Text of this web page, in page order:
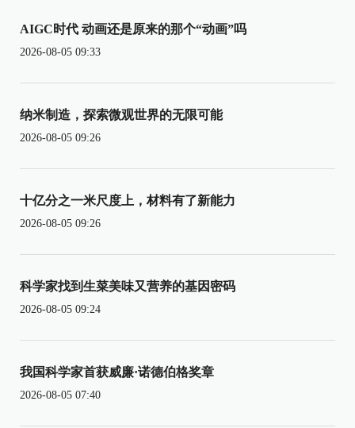
AIGC时代 动画还是原来的那个“动画”吗
2026-08-05 09:33
纳米制造，探索微观世界的无限可能
2026-08-05 09:26
十亿分之一米尺度上，材料有了新能力
2026-08-05 09:26
科学家找到生菜美味又营养的基因密码
2026-08-05 09:24
我国科学家首获威廉·诺德伯格奖章
2026-08-05 07:40